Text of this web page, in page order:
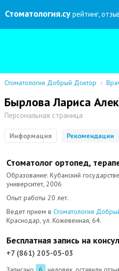
Стоматология.су рейтинг,
Стоматология Добрый Доктор ›
Бырлова Лариса
Персональная страница
Информация Рекомендации
Стоматолог ортопед,
Образование: Кубанский
университет, 2006
Опыт работы 20 лет.
Ведет прием вСтоматология
Краснодар, ул. Кожевенная, 64.
Бесплатная запись на
+7 (861) 205-05-03